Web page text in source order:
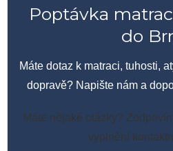
Poptávka
do
Máte dotaz k matraci, tuhosti,
dopravě? Napište nám a
Máte nějaké otázky?
vyplnění